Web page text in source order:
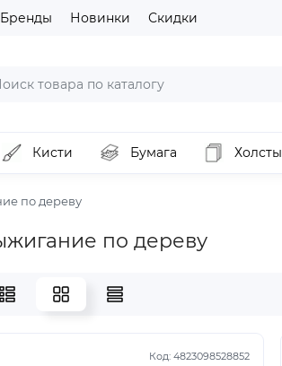
Бренды Новинки Скидки
Кисти Бумага Холсты
по дереву
по дереву
Код: 4823098528852